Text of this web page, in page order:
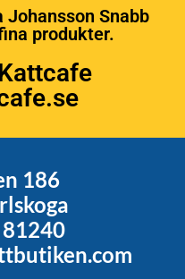
Johansson Snabb
produkter.
186